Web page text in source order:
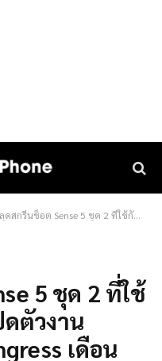
รีนช็อต Sense 5 ชุด 2 ที่ใช้กับ HTC M7 คาดเปิดตัวงาน Mobile World Congress เดือนหน้า
5 ชุด 2 ที่ใช้
ดตัวงาน
เดือน